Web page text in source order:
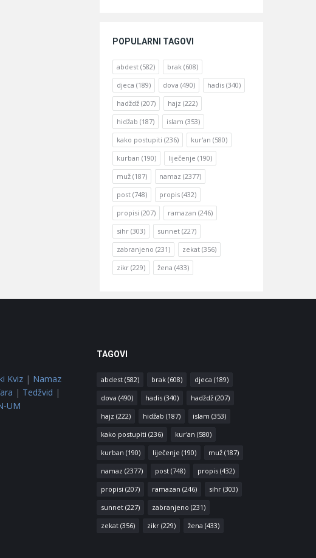
POPULARNI TAGOVI
abdest (582) brak (608)
djeca (189) dova (490) hadis (340)
hadždž (207) hajz (222)
hidžab (187) islam (353)
kako postupiti (236) kur'an (580)
kurban (190) liječenje (190)
muž (187) namaz (2377)
post (748) propis (432)
propisi (207) ramazan (246)
sihr (303) sunnet (227)
zabranjeno (231) zekat (356)
zikr (229) žena (433)
Kviz | Namaz
| Tedžvid |
UM
TAGOVI
abdest(582) brak(608) djeca (189)
dova (490) hadis(340) hadždž(207)
hajz (222) hidžab (187) islam (353)
kako postupiti (236) kur'an (580)
kurban (190) liječenje (190) muž(187)
namaz (2377) post(748) propis(432)
propisi (207) ramazan (246) sihr(303)
sunnet(227) zabranjeno (231)
zekat(356) zikr(229) žena (433)